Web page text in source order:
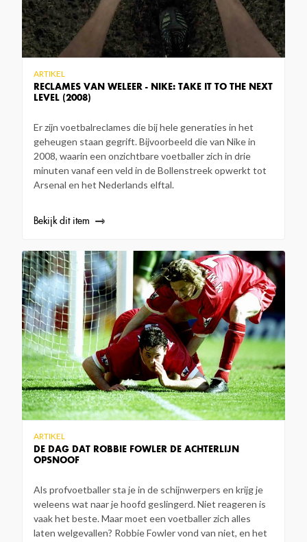
RECLAMES VAN WELEER - NIKE: TAKE IT TO THE NEXT
LEVEL (2008)
ARTIKEL
Er zijn voetbalreclames die bij hele generaties in het
geheugen staan gegrift. Bijvoorbeeld die van Nike in
2008, waarin een onzichtbare voetballer zich in drie
minuten vanaf een veld in de Bollenstreek opwerkt tot
Arsenal en het Nederlands elftal.
Bekijk dit item
DE DAG DAT ROBBIE FOWLER DE ACHTERLIJN
OPSNOOF
ARTIKEL
Als profvoetballer sta je in de schijnwerpers en krijg je
weleens wat naar je hoofd geslingerd. Niet reageren is
vaak het beste. Maar moet een voetballer zich alles
laten welgevallen? Robbie Fowler vond van niet, en het